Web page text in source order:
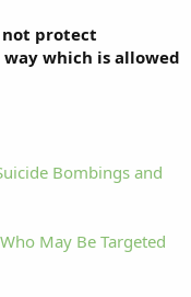
not protect
which is allowed
Bombings and
May Be Targeted